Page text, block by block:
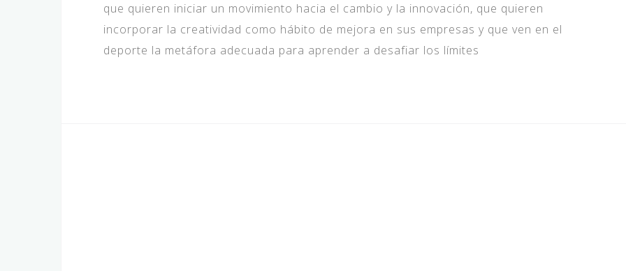
que quieren iniciar un movimiento hacia el cambio y la innovación, que quieren
incorporar la creatividad como hábito de mejora en sus empresas y que ven en el
deporte la metáfora adecuada para aprender a desafiar los límites